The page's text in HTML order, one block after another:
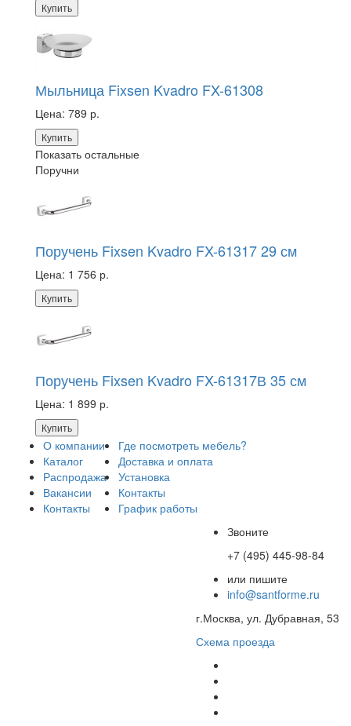
Купить
Мыльница Fixsen Kvadro FX-61308
Цена: 789 р.
Купить
Показать остальные
Поручни
Поручень Fixsen Kvadro FX-61317 29 см
Цена: 1 756 р.
Купить
Поручень Fixsen Kvadro FX-61317В 35 см
Цена: 1 899 р.
Купить
О компании
Каталог
Распродажа
Вакансии
Контакты
Где посмотреть мебель?
Доставка и оплата
Установка
Контакты
График работы
Звоните
+7 (495) 445-98-84
или пишите
info@santforme.ru
г.Москва, ул. Дубравная, 53
Схема проезда